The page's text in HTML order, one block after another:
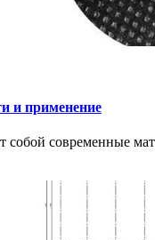
и применение
собой современные